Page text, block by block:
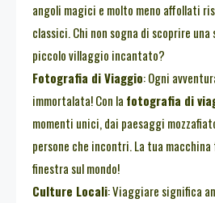
angoli magici e molto meno affollati
classici. Chi non sogna di scoprire
piccolo villaggio incantato?
Fotografia di Viaggio: Ogni
immortalata! Con la fotografia di
momenti unici, dai paesaggi
persone che incontri. La tua
finestra sul mondo!
Culture Locali: Viaggiare significa